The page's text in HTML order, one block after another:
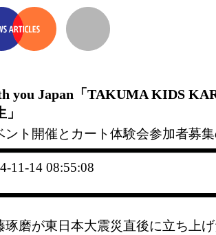
you Japan「TAKUMA KIDS
ント開催とカート体験会参加者募
11-14 08:55:08
琢磨が東日本大震災直後に立ち上